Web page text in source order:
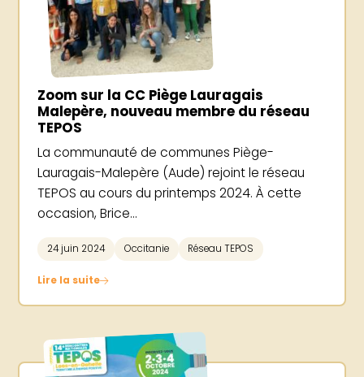
Zoom sur la CC Piège Lauragais
Malepère, nouveau membre du réseau
TEPOS
La communauté de communes Piège-
Lauragais-Malepère (Aude) rejoint le réseau
TEPOS au cours du printemps 2024. À cette
occasion, Brice...
24 juin 2024 Occitanie Réseau TEPOS
Lire la suite